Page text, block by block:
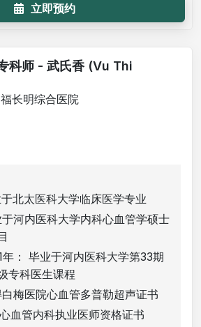
立即预约
科师 - 武氏香 (Vu Thi
长明综合医院
北太医科大学临床医学专业
河内医科大学内科心血管学硕士
： 毕业于河内医科大学第33期
专科医生课程
梅医院心血管多普勒超声证书
血管内科执业医师资格证书